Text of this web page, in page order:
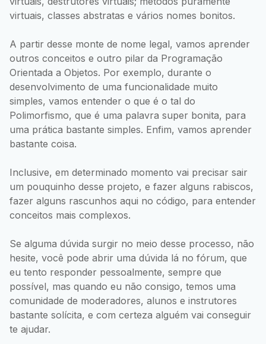
virtuais, classes abstratas e vários nomes bonitos.
A partir desse monte de nome legal, vamos aprender
outros conceitos e outro pilar da Programação
Orientada a Objetos. Por exemplo, durante o
desenvolvimento de uma funcionalidade muito
simples, vamos entender o que é o tal do
Polimorfismo, que é uma palavra super bonita, para
uma prática bastante simples. Enfim, vamos aprender
bastante coisa.
Inclusive, em determinado momento vai precisar sair
um pouquinho desse projeto, e fazer alguns rabiscos,
fazer alguns rascunhos aqui no código, para entender
conceitos mais complexos.
Se alguma dúvida surgir no meio desse processo, não
hesite, você pode abrir uma dúvida lá no fórum, que
eu tento responder pessoalmente, sempre que
possível, mas quando eu não consigo, temos uma
comunidade de moderadores, alunos e instrutores
bastante solícita, e com certeza alguém vai conseguir
te ajudar.